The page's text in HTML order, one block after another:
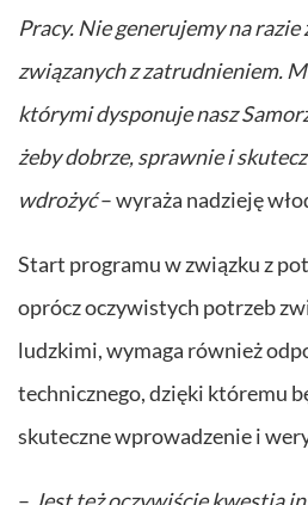
Pracy. Nie generujemy na
związanych z zatrudnieniem.
którymi dysponuje nasz
żeby dobrze, sprawnie i
wdrożyć– wyraża nadzieję
Start programu w związku z
oprócz oczywistych potrzeb
ludzkimi, wymaga również
technicznego, dzięki któremu
skuteczne wprowadzenie i
– Jest też oczywiście kwestia